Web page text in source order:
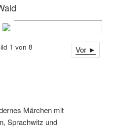
Vor ►
1 von 8
Märchen mit
Sprachwitz und